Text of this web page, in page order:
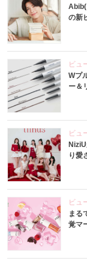
Abib(
の新
ビュ
Wプ
ー＆
ビュ
り愛
ビュ
まる
覚マ